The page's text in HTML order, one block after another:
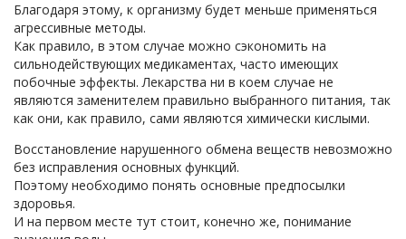
Благодаря этому, к организму будет меньше применяться
агрессивные методы.
Как правило, в этом случае можно сэкономить на
сильнодействующих медикаментах, часто имеющих
побочные эффекты. Лекарства ни в коем случае не
являются заменителем правильно выбранного питания, так
как они, как правило, сами являются химически кислыми.
Восстановление нарушенного обмена веществ невозможно
без исправления основных функций.
Поэтому необходимо понять основные предпосылки
здоровья.
И на первом месте тут стоит, конечно же, понимание